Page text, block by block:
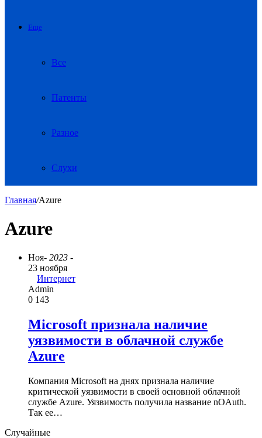
Еще
Все
Патенты
Разное
Слухи
Главная/Azure
Azure
Ноя- 2023 -
23 ноября
Интернет
Admin
0 143
Microsoft признала наличие
уязвимости в облачной службе
Azure
Компания Microsoft на днях признала наличие
критической уязвимости в своей основной облачной
службе Azure. Уязвимость получила название nOAuth.
Так ее…
Случайные